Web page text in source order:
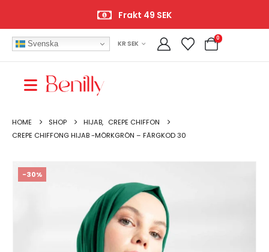
Frakt 49 SEK
Svenska KR SEK
0
HOME SHOP HIJAB, CREPE CHIFFON
CREPE CHIFFONG HIJAB -MÖRKGRÖN – FÄRGKOD 30
-30%